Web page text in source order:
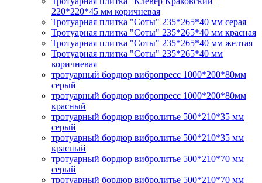
220*220*45 мм коричневая
Тротуарная плитка "Соты" 235*265*40 мм серая
Тротуарная плитка "Соты" 235*265*40 мм красная
Тротуарная плитка "Соты" 235*265*40 мм желтая
Тротуарная плитка "Соты" 235*265*40 мм
коричневая
тротуарный бордюр вибропресс 1000*200*80мм
серый
тротуарный бордюр вибропресс 1000*200*80мм
красный
тротуарный бордюр вибролитье 500*210*35 мм
серый
тротуарный бордюр вибролитье 500*210*35 мм
красный
тротуарный бордюр вибролитье 500*210*70 мм
серый
тротуарный бордюр вибролитье 500*210*70 мм